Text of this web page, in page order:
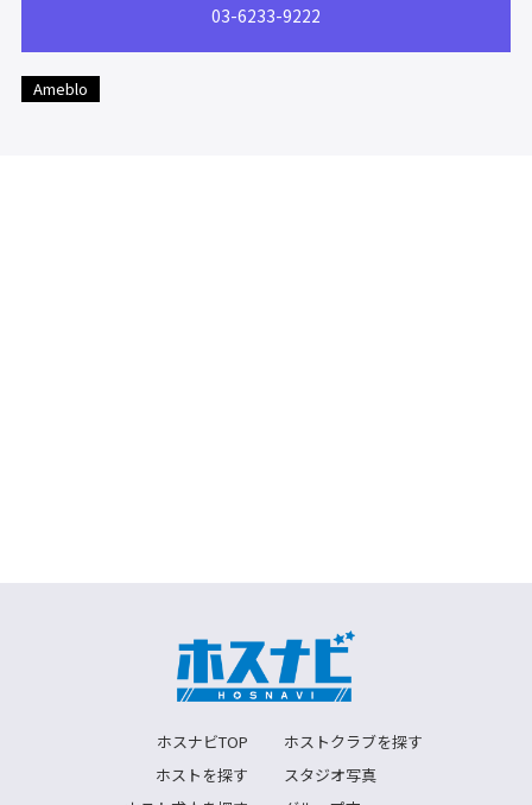
03-6233-9222
Ameblo
ホスナビTOP
ホストクラブを探す
ホストを探す
スタジオ写真